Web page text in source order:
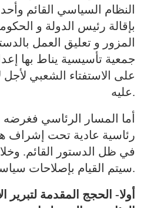
النظام السياسي القائم
بإقالة رئيس الدولة و
المزور و تعليق العمل
جمعية تأسيسية يناط بها
على الاستفتاء الشعبي لأجل
عليه.
أما المسار الرئاسي فغرضه
رئاسية عادية تحت إشراف
في ظل الدستور القائم.
سيتم القيام بإصلاحات سياسية ودستورية.
أولا- الحجج المقدمة لتبرير